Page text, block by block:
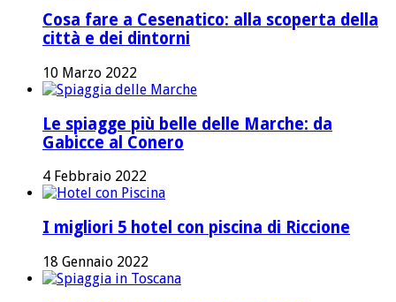
Cosa fare a Cesenatico: alla scoperta della
città e dei dintorni
10 Marzo 2022
Le spiagge più belle delle Marche: da
Gabicce al Conero
4 Febbraio 2022
I migliori 5 hotel con piscina di Riccione
18 Gennaio 2022